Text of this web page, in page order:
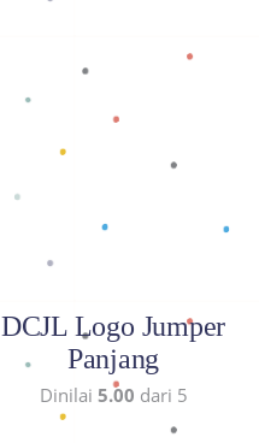
Baca selengkapnya
DCJL Logo Jumper
Panjang
Dinilai 5.00 dari 5